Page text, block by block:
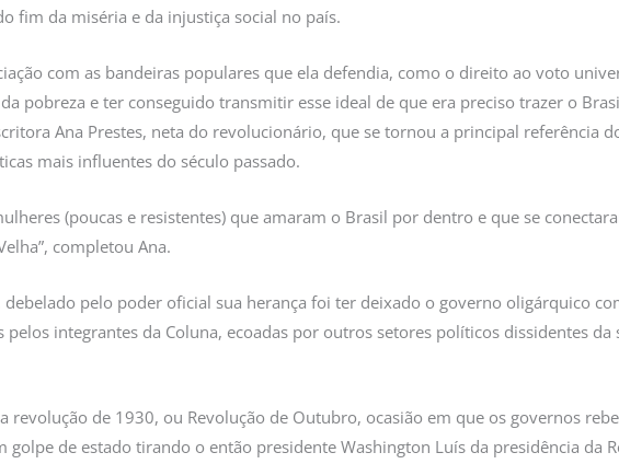
fim da miséria e da injustiça social no país.
com as bandeiras populares que ela defendia, como o direito ao voto
pobreza e ter conseguido transmitir esse ideal de que era preciso trazer o
Ana Prestes, neta do revolucionário, que se tornou a principal referência
mais influentes do século passado.
(poucas e resistentes) que amaram o Brasil por dentro e que se
completou Ana.
pelo poder oficial sua herança foi ter deixado o governo oligárquico
pelos integrantes da Coluna, ecoadas por outros setores políticos dissidentes da
de 1930, ou Revolução de Outubro, ocasião em que os governos
golpe de estado tirando o então presidente Washington Luís da presidência da